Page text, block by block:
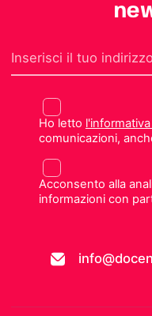
Ho letto
comunicazioni,
Acconsento alla
informazioni con